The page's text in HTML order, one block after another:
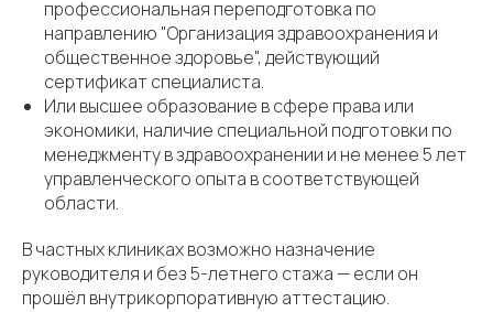
профессиональная переподготовка по
направлению "Организация здравоохранения и
общественное здоровье", действующий
сертификат специалиста.
Или высшее образование в сфере права или
экономики, наличие специальной подготовки по
менеджменту в здравоохранении и не менее 5 лет
управленческого опыта в соответствующей
области.
В частных клиниках возможно назначение
руководителя и без 5-летнего стажа — если он
прошёл внутрикорпоративную аттестацию.